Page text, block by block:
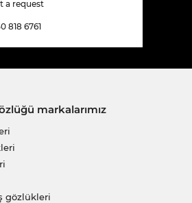
a request
818 6761
markalarımız
gözlükleri